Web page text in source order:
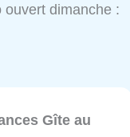
dimanche :
Gîte au